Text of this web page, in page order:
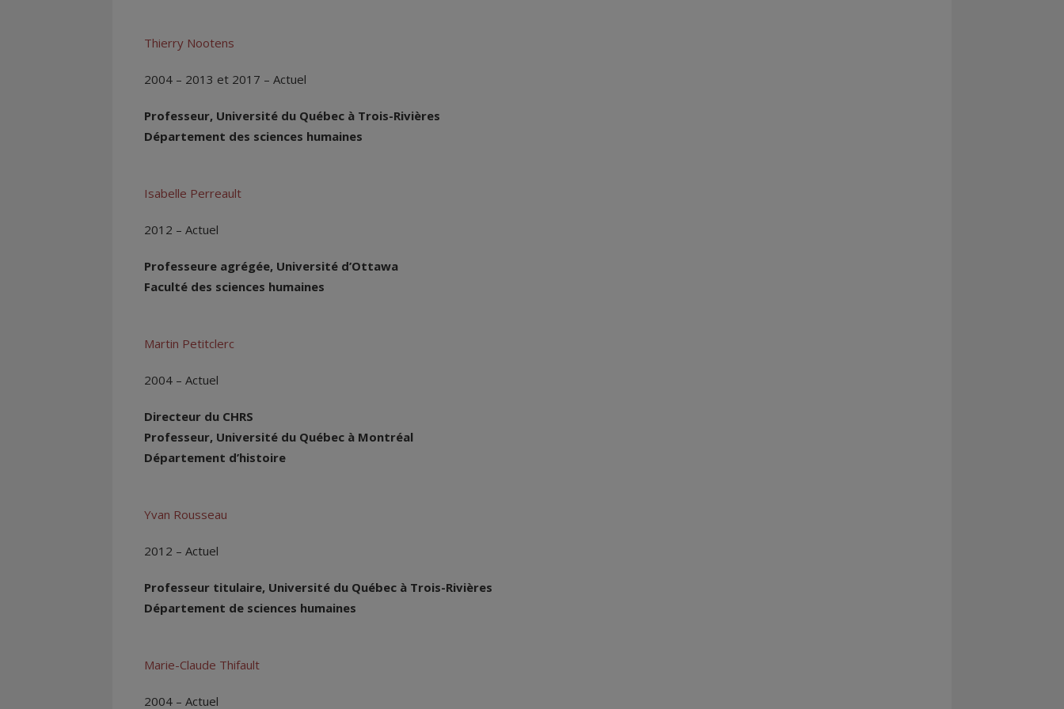
Thierry Nootens
2004 – 2013 et 2017 – Actuel
Professeur, Université du Québec à Trois-Rivières
Département des sciences humaines
Isabelle Perreault
2012 – Actuel
Professeure agrégée, Université d’Ottawa
Faculté des sciences humaines
Martin Petitclerc
2004 – Actuel
Directeur du CHRS
Professeur, Université du Québec à Montréal
Département d’histoire
Yvan Rousseau
2012 – Actuel
Professeur titulaire, Université du Québec à Trois-Rivières
Département de sciences humaines
Marie-Claude Thifault
2004 – Actuel